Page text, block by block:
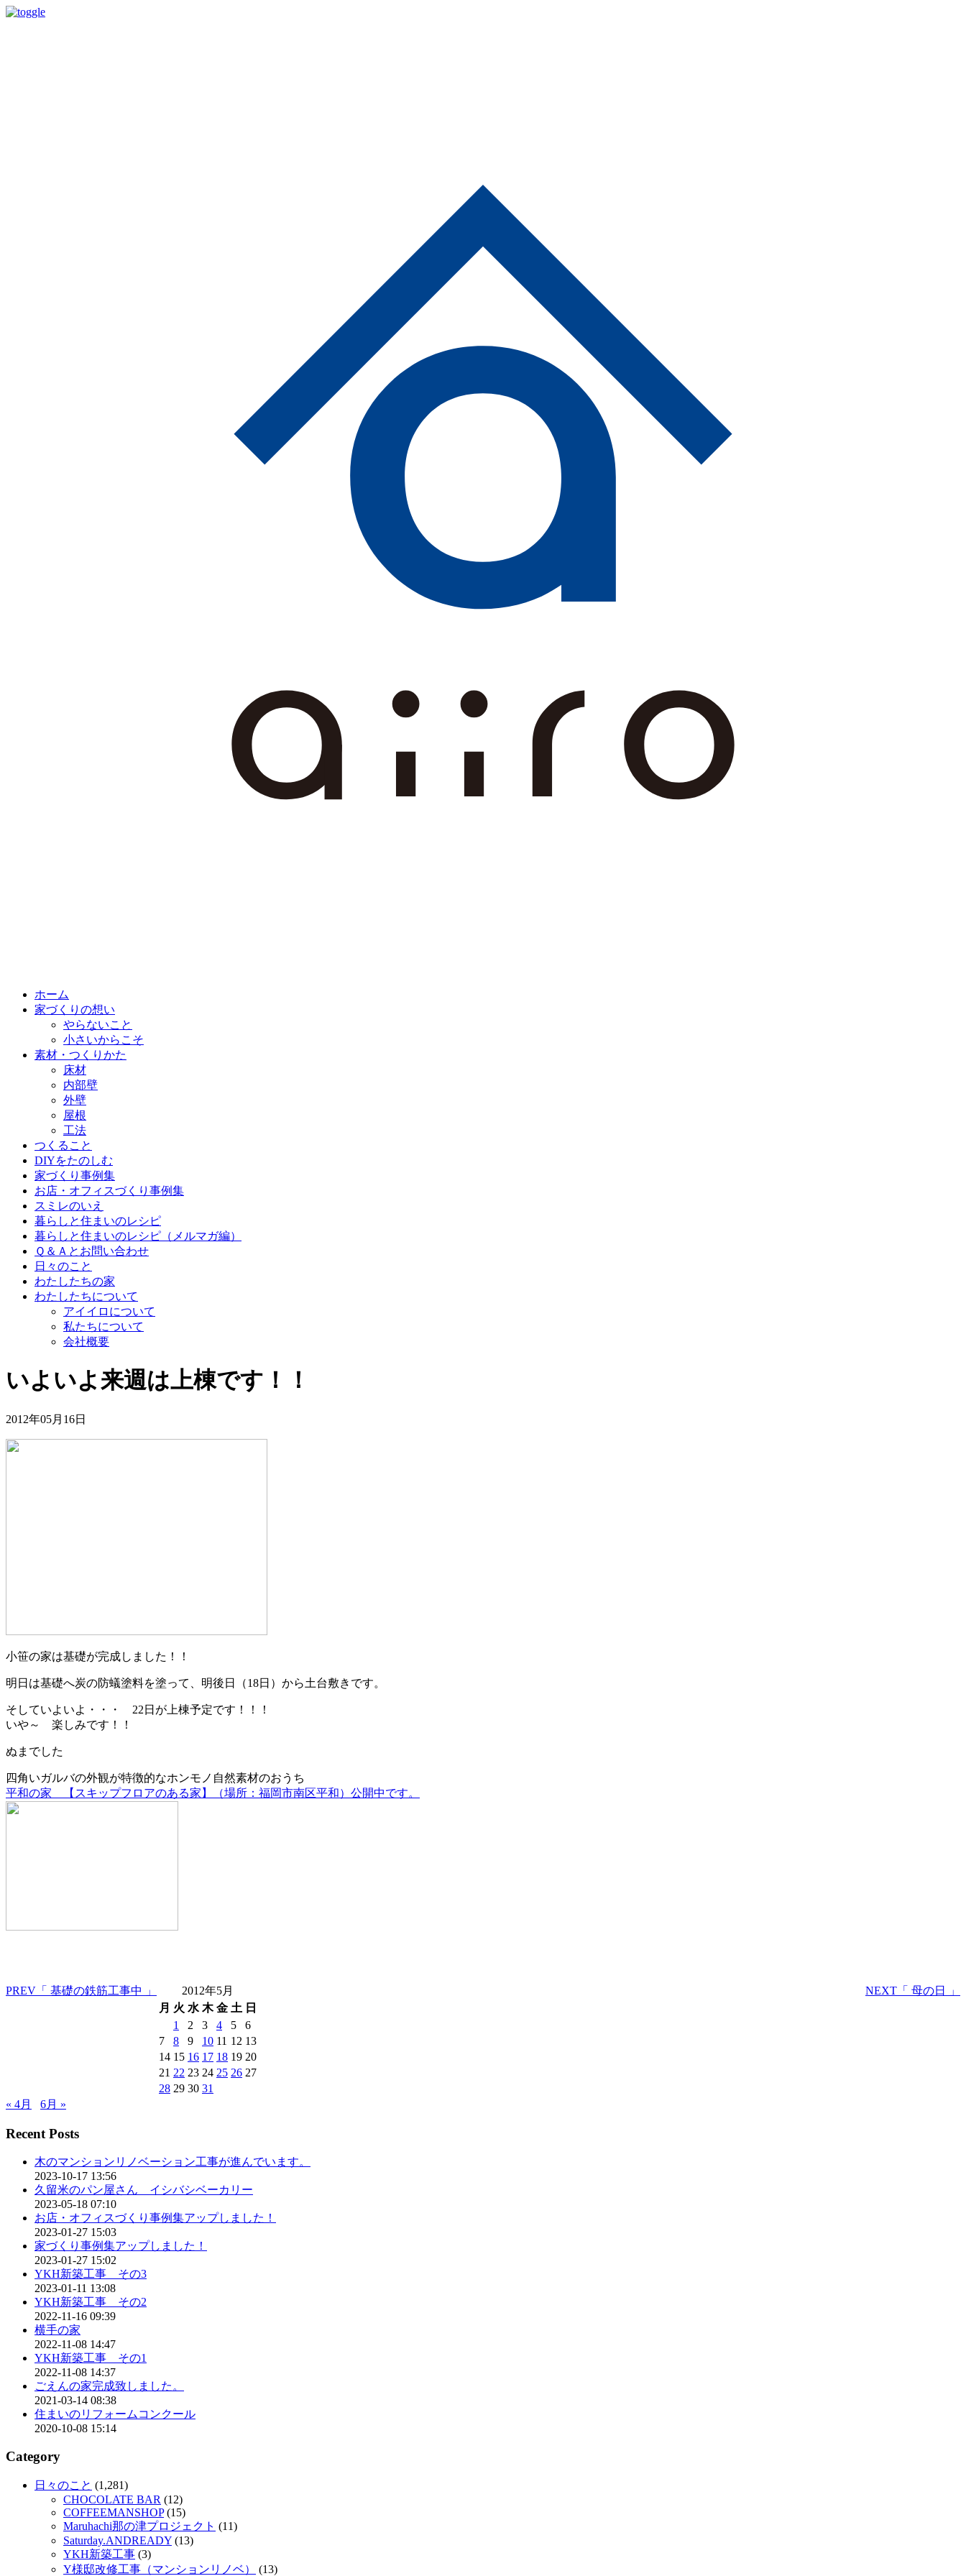
ホーム
家づくりの想い
やらないこと
小さいからこそ
素材・つくりかた
床材
内部壁
外壁
屋根
工法
つくること
DIYをたのしむ
家づくり事例集
お店・オフィスづくり事例集
スミレのいえ
暮らしと住まいのレシピ
暮らしと住まいのレシピ（メルマガ編）
Ｑ＆Ａとお問い合わせ
日々のこと
わたしたちの家
わたしたちについて
アイイロについて
私たちについて
会社概要
いよいよ来週は上棟です！！
2012年05月16日
小笹の家は基礎が完成しました！！
明日は基礎へ炭の防蟻塗料を塗って、明後日（18日）から土台敷きです。
そしていよいよ・・・ 22日が上棟予定です！！！
いや～ 楽しみです！！
ぬまでした
四角いガルバの外観が特徴的なホンモノ自然素材のおうち
平和の家 【スキップフロアのある家】（場所：福岡市南区平和）公開中です。
PREV 「 基礎の鉄筋工事中 」 NEXT 「 母の日 」
2012年5月
月 火 水 木 金 土 日
1
2 3 4 5
6
7
8 9 10 11 12 13
14 15 16 17 18 19 20
21 22 23 24 25 26 27
28 29 30 31
« 4月
6月 »
Recent Posts
木のマンションリノベーション工事が進んでいます。
2023-10-17 13:56
久留米のパン屋さん イシバシベーカリー
2023-05-18 07:10
お店・オフィスづくり事例集アップしました！
2023-01-27 15:03
家づくり事例集アップしました！
2023-01-27 15:02
YKH新築工事 その3
2023-01-11 13:08
YKH新築工事 その2
2022-11-16 09:39
横手の家
2022-11-08 14:47
YKH新築工事 その1
2022-11-08 14:37
ごえんの家完成致しました。
2021-03-14 08:38
住まいのリフォームコンクール
2020-10-08 15:14
Category
日々のこと (1,281)
CHOCOLATE BAR (12)
COFFEEMANSHOP(15)
Maruhachi那の津プロジェクト (11)
Saturday.ANDREADY (13)
YKH新築工事 (3)
Y様邸改修工事（マンションリノベ）
(13)